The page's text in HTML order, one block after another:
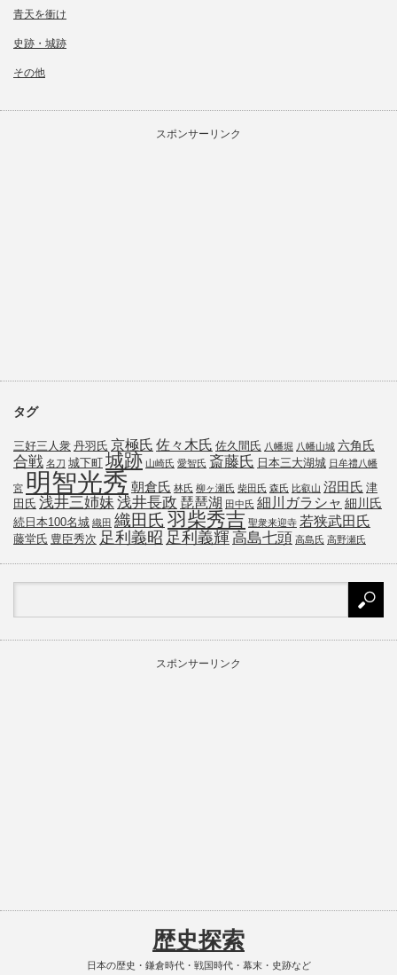
青天を衝け
史跡・城跡
その他
スポンサーリンク
タグ
三好三人衆 丹羽氏 京極氏 佐々木氏 佐久間氏 八幡堀 八幡山城 六角氏
合戦 名刀 城下町 城跡 山崎氏 愛智氏 斎藤氏 日本三大湖城 日牟禮八幡
宮 明智光秀 朝倉氏 林氏 柳ヶ瀬氏 柴田氏 森氏 比叡山 沼田氏 津
田氏 浅井三姉妹 浅井長政 琵琶湖 田中氏 細川ガラシャ 細川氏
続日本100名城 織田 織田氏 羽柴秀吉 聖衆来迎寺 若狭武田氏
藤堂氏 豊臣秀次 足利義昭 足利義輝高島七頭 高島氏 高野瀬氏
スポンサーリンク
歴史探索
日本の歴史・鎌倉時代・戦国時代・幕末・史跡など